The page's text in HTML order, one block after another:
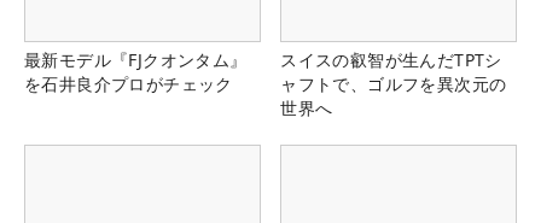
最新モデル『FJクオンタム』
を石井良介プロがチェック
スイスの叡智が生んだTPTシ
ャフトで、ゴルフを異次元の
世界へ